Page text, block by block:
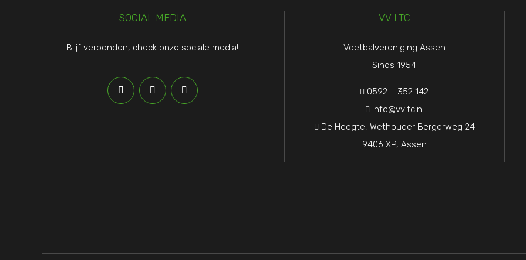
SOCIAL MEDIA
Blijf verbonden, check onze sociale media!
VV LTC
Voetbalvereniging Assen
Sinds 1954
 0592 – 352 142
 info@vvltc.nl
 De Hoogte, Wethouder Bergerweg 24
9406 XP, Assen